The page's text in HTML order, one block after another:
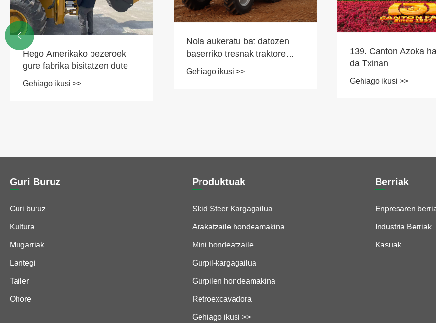
Nola aukeratu bat datozen
baserriko tresnak traktore
baterako
Gehiago ikusi >>
139. Canton Azoka hastear

Guri Buruz
Guri buruz
Kultura
Mugarriak
Lantegi
Tailer
Ohore
Produktuak
Skid Steer Kargagailua
Arakatzaile hondeamakina
Mini hondeatzaile
Gurpil-kargagailua
Gurpilen hondeamakina
Retroexcavadora
Gehiago ikusi >>
Berriak
Enpresaren
Industria Berriak
Kasuak